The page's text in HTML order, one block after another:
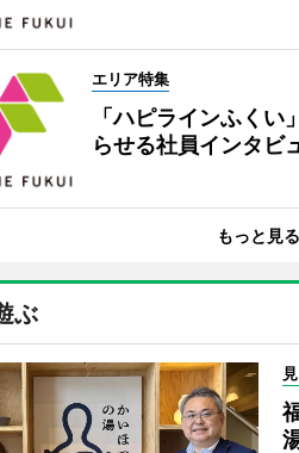
エリア特集
「ハピラインふく
らせる社員インタビ
もっと見る
ぶ